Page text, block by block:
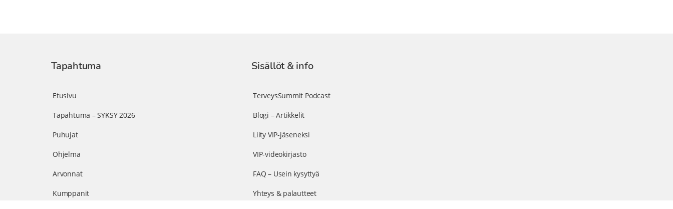
Tapahtuma
Etusivu
Tapahtuma – SYKSY 2026
Puhujat
Ohjelma
Arvonnat
Kumppanit
Sisällöt & info
TerveysSummit Podcast
Blogi – Artikkelit
Liity VIP-jäseneksi
VIP-videokirjasto
FAQ – Usein kysyttyä
Yhteys & palautteet